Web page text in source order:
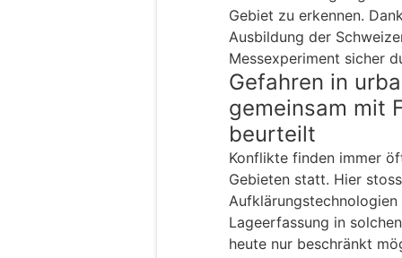
Gebiet zu erkennen.
Ausbildung der
Messexperiment sicher
Gefahren in
gemeinsam mit
beurteilt
Konflikte finden immer
Gebieten statt. Hier
Lageerfassung in
heute nur beschränkt